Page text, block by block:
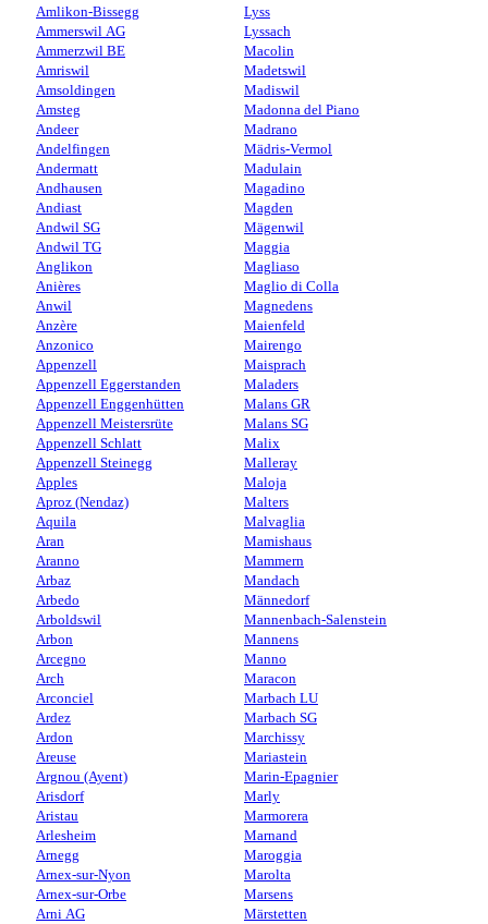
Amlikon-Bissegg
Ammerswil AG
Ammerzwil BE
Amriswil
Amsoldingen
Amsteg
Andeer
Andelfingen
Andermatt
Andhausen
Andiast
Andwil SG
Andwil TG
Anglikon
Anières
Anwil
Anzère
Anzonico
Appenzell
Appenzell Eggerstanden
Appenzell Enggenhütten
Appenzell Meistersrüte
Appenzell Schlatt
Appenzell Steinegg
Apples
Aproz (Nendaz)
Aquila
Aran
Aranno
Arbaz
Arbedo
Arboldswil
Arbon
Arcegno
Arch
Arconciel
Ardez
Ardon
Areuse
Argnou (Ayent)
Arisdorf
Aristau
Arlesheim
Arnegg
Arnex-sur-Nyon
Arnex-sur-Orbe
Arni AG
Lyss
Lyssach
Macolin
Madetswil
Madiswil
Madonna del Piano
Madrano
Mädris-Vermol
Madulain
Magadino
Magden
Mägenwil
Maggia
Magliaso
Maglio di Colla
Magnedens
Maienfeld
Mairengo
Maisprach
Maladers
Malans GR
Malans SG
Malix
Malleray
Maloja
Malters
Malvaglia
Mamishaus
Mammern
Mandach
Männedorf
Mannenbach-Salenstein
Mannens
Manno
Maracon
Marbach LU
Marbach SG
Marchissy
Mariastein
Marin-Epagnier
Marly
Marmorera
Marnand
Maroggia
Marolta
Marsens
Märstetten